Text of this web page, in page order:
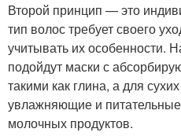
Второй принцип — это
тип волос требует своего
учитывать их особенности.
подойдут маски с
такими как глина, а для
увлажняющие и
молочных продуктов.